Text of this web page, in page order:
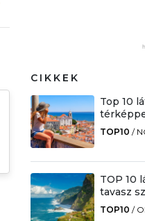
CIKKEK
Top 10
TOP10 /
TOP 10
tavasz
TOP10 /